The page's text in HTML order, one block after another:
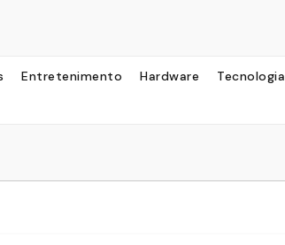
Entretenimento Hardware
Tecnologia